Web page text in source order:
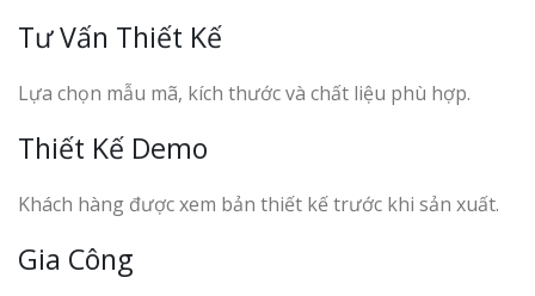
Tư Vấn Thiết Kế
Lựa chọn mẫu mã, kích thước và chất liệu phù hợp.
Thiết Kế Demo
Khách hàng được xem bản thiết kế trước khi sản xuất.
Gia Công